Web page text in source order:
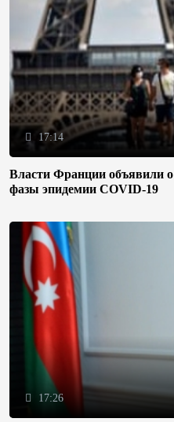
17:14
Власти Франции объявили
фазы эпидемии COVID-19
17:26